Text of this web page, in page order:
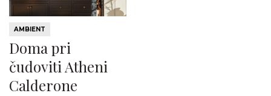
AMBIENT
Doma pri
čudoviti Atheni
Calderone